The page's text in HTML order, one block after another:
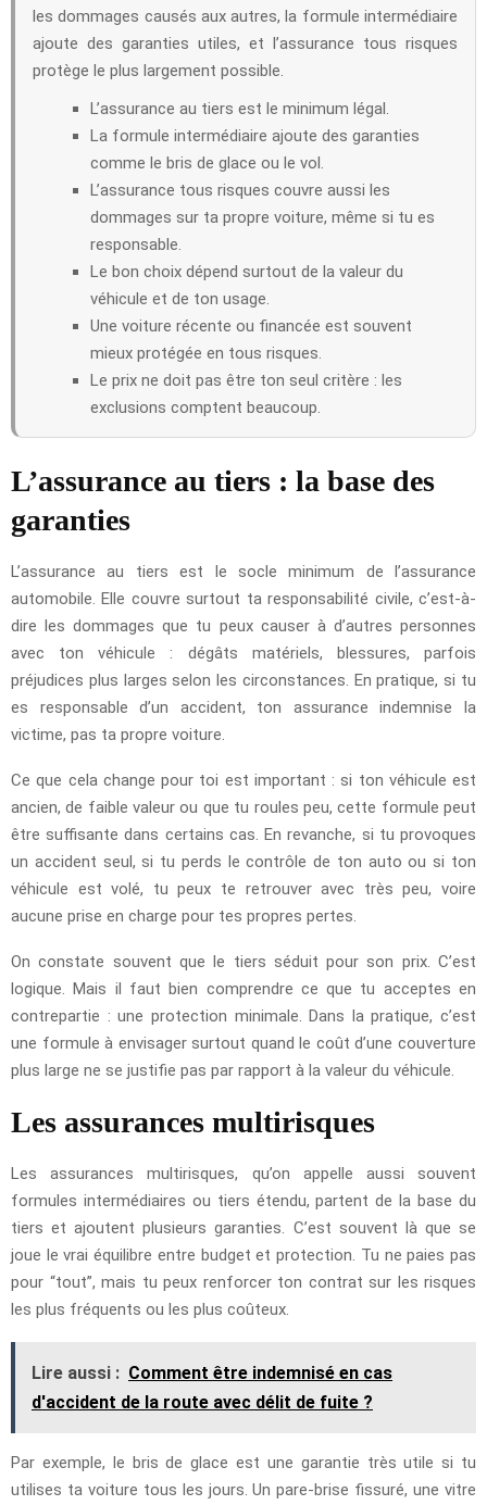
les dommages causés aux autres, la formule intermédiaire
ajoute des garanties utiles, et l’assurance tous risques
protège le plus largement possible.
L’assurance au tiers est le minimum légal.
La formule intermédiaire ajoute des garanties
comme le bris de glace ou le vol.
L’assurance tous risques couvre aussi les
dommages sur ta propre voiture, même si tu es
responsable.
Le bon choix dépend surtout de la valeur du
véhicule et de ton usage.
Une voiture récente ou financée est souvent
mieux protégée en tous risques.
Le prix ne doit pas être ton seul critère : les
exclusions comptent beaucoup.
L’assurance au tiers : la base des
garanties
L’assurance au tiers est le socle minimum de l’assurance
automobile. Elle couvre surtout ta responsabilité civile, c’est-à-
dire les dommages que tu peux causer à d’autres personnes
avec ton véhicule : dégâts matériels, blessures, parfois
préjudices plus larges selon les circonstances. En pratique, si tu
es responsable d’un accident, ton assurance indemnise la
victime, pas ta propre voiture.
Ce que cela change pour toi est important : si ton véhicule est
ancien, de faible valeur ou que tu roules peu, cette formule peut
être suffisante dans certains cas. En revanche, si tu provoques
un accident seul, si tu perds le contrôle de ton auto ou si ton
véhicule est volé, tu peux te retrouver avec très peu, voire
aucune prise en charge pour tes propres pertes.
On constate souvent que le tiers séduit pour son prix. C’est
logique. Mais il faut bien comprendre ce que tu acceptes en
contrepartie : une protection minimale. Dans la pratique, c’est
une formule à envisager surtout quand le coût d’une couverture
plus large ne se justifie pas par rapport à la valeur du véhicule.
Les assurances multirisques
Les assurances multirisques, qu’on appelle aussi souvent
formules intermédiaires ou tiers étendu, partent de la base du
tiers et ajoutent plusieurs garanties. C’est souvent là que se
joue le vrai équilibre entre budget et protection. Tu ne paies pas
pour “tout”, mais tu peux renforcer ton contrat sur les risques
les plus fréquents ou les plus coûteux.
Lire aussi : Comment être indemnisé en cas
d'accident de la route avec délit de fuite ?
Par exemple, le bris de glace est une garantie très utile si tu
utilises ta voiture tous les jours. Un pare-brise fissuré, une vitre